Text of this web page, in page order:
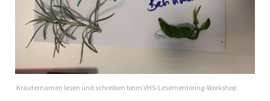
Kräuternamen lesen und schreiben beim VHS-Lesementoring-Workshop